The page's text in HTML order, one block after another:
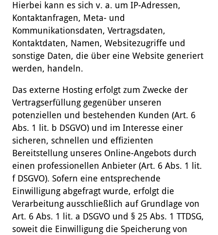
Hierbei kann es sich v. a. um IP-Adressen,
Kontaktanfragen, Meta- und
Kommunikationsdaten, Vertragsdaten,
Kontaktdaten, Namen, Websitezugriffe und
sonstige Daten, die über eine Website generiert
werden, handeln.
Das externe Hosting erfolgt zum Zwecke der
Vertragserfüllung gegenüber unseren
potenziellen und bestehenden Kunden (Art. 6
Abs. 1 lit. b DSGVO) und im Interesse einer
sicheren, schnellen und effizienten
Bereitstellung unseres Online-Angebots durch
einen professionellen Anbieter (Art. 6 Abs. 1 lit.
f DSGVO). Sofern eine entsprechende
Einwilligung abgefragt wurde, erfolgt die
Verarbeitung ausschließlich auf Grundlage von
Art. 6 Abs. 1 lit. a DSGVO und § 25 Abs. 1 TTDSG,
soweit die Einwilligung die Speicherung von